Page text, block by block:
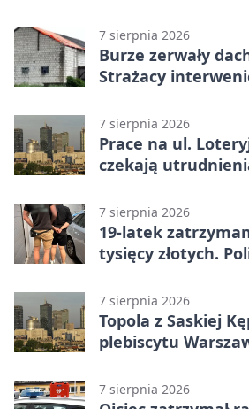
7 sierpnia 2026
Burze zerwały
Strażacy
7 sierpnia 2026
Prace na ul.
czekają
7 sierpnia 2026
19-latek
tysięcy złotych.
7 sierpnia 2026
Topola z Saskiej
plebiscytu
7 sierpnia 2026